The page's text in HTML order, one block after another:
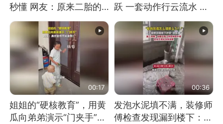
秒懂 网友：原来二胎的
快乐长这样
跃 一套动作行云流水 节
奏感拉满 网友：怎么做
到又舞又武的？
00:17
姐姐的“硬核教育”，用黄
瓜向弟弟演示“门夹手”，
00:36
发泡水泥填不满，装修师
傅检查发现漏到楼下：出